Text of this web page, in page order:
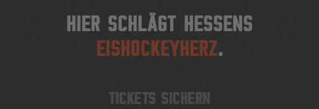
HIER SCHLÄGT HESSENS
EISHOCKEYHERZ.
TICKETS SICHERN